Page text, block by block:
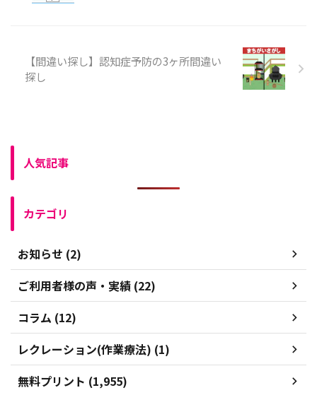
【間違い探し】認知症予防の3ヶ所間違い
探し
人気記事
カテゴリ
お知らせ (2)
ご利用者様の声・実績 (22)
コラム (12)
レクレーション(作業療法) (1)
無料プリント (1,955)